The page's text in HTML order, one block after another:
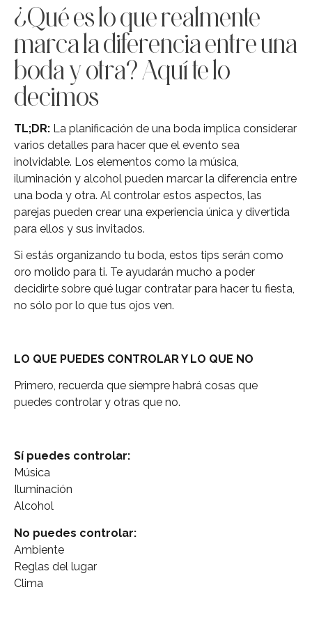
¿Qué es lo que realmente
marca la diferencia entre una
boda y otra? Aquí te lo
decimos
TL;DR: La planificación de una boda implica considerar
varios detalles para hacer que el evento sea
inolvidable. Los elementos como la música,
iluminación y alcohol pueden marcar la diferencia entre
una boda y otra. Al controlar estos aspectos, las
parejas pueden crear una experiencia única y divertida
para ellos y sus invitados.
Si estás organizando tu boda, estos tips serán como
oro molido para ti. Te ayudarán mucho a poder
decidirte sobre qué lugar contratar para hacer tu fiesta,
no sólo por lo que tus ojos ven.
LO QUE PUEDES CONTROLAR Y LO QUE NO
Primero, recuerda que siempre habrá cosas que
puedes controlar y otras que no.
Sí puedes controlar:
Música
Iluminación
Alcohol
No puedes controlar:
Ambiente
Reglas del lugar
Clima